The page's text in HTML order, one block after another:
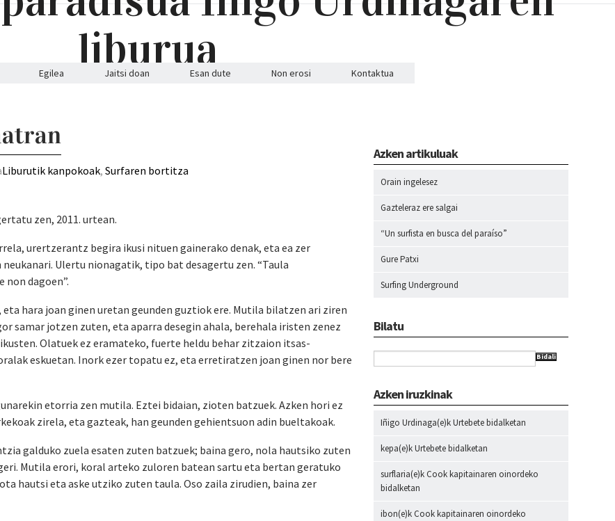
Egilea Jaitsi doan Esan dute Non erosi Kontaktua
Liburutik kanpokoak,Surfaren bortitza
zen, 2011. urtean.
urertzerantz begira ikusi nituen gainerako denak, eta ea zer
Ulertu nionagatik, tipo bat desagertu zen. “Taula
non dagoen”.
hara joan ginen uretan geunden guztiok ere. Mutila bilatzen ari ziren
samar jotzen zuten, eta aparra desegin ahala, berehala iristen zenez
Olatuek ez eramateko, fuerte heldu behar zitzaion itsas-
eskuetan. Inork ezer topatu ez, eta erretiratzen joan ginen nor bere
etorria zen mutila. Eztei bidaian, zioten batzuek. Azken hori ez
zirela, eta gazteak, han geunden gehientsuon adin bueltakoak.
galduko zuela esaten zuten batzuek; baina gero, nola hautsiko zuten
Mutila erori, koral arteko zuloren batean sartu eta bertan geratuko
hautsi eta aske utziko zuten taula. Oso zaila zirudien, baina zer
Azken artikuluak
Orain ingelesez
Gazteleraz ere salgai
“Un surfista en busca del paraíso”
Gure Patxi
Surfing Underground
Bilatu
Bidali
Azken iruzkinak
Iñigo Urdinaga(e)kUrtebetebidalketan
kepa(e)kUrtebetebidalketan
surflaria(e)kCook kapitainaren oinordeko
bidalketan
ibon(e)kCook kapitainaren oinordeko